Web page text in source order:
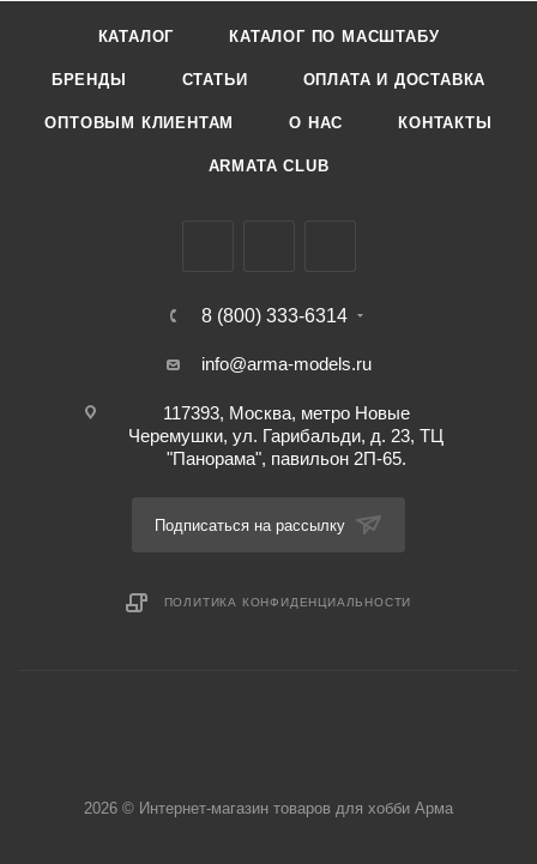
КАТАЛОГ КАТАЛОГ ПО МАСШТАБУ
БРЕНДЫ СТАТЬИ ОПЛАТА И ДОСТАВКА
ОПТОВЫМ КЛИЕНТАМ О НАС КОНТАКТЫ
ARMATA CLUB
8 (800) 333-6314
info@arma-models.ru
117393, Москва, метро Новые
Черемушки, ул. Гарибальди, д. 23, ТЦ
"Панорама", павильон 2П-65.
Подписаться на рассылку
ПОЛИТИКА КОНФИДЕНЦИАЛЬНОСТИ
2026 © Интернет-магазин товаров для хобби Арма